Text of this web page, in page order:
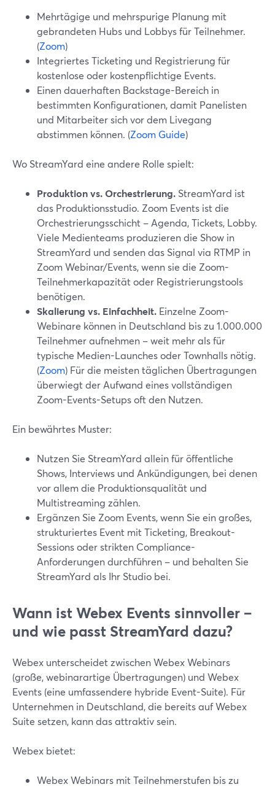
Mehrtägige und mehrspurige Planung mit
gebrandeten Hubs und Lobbys für Teilnehmer.
(Zoom)
Integriertes Ticketing und Registrierung für
kostenlose oder kostenpflichtige Events.
Einen dauerhaften Backstage-Bereich in
bestimmten Konfigurationen, damit Panelisten
und Mitarbeiter sich vor dem Livegang
abstimmen können. (Zoom Guide)
Wo StreamYard eine andere Rolle spielt:
Produktion vs. Orchestrierung. StreamYard ist
das Produktionsstudio. Zoom Events ist die
Orchestrierungsschicht – Agenda, Tickets, Lobby.
Viele Medienteams produzieren die Show in
StreamYard und senden das Signal via RTMP in
Zoom Webinar/Events, wenn sie die Zoom-
Teilnehmerkapazität oder Registrierungstools
benötigen.
Skalierung vs. Einfachheit. Einzelne Zoom-
Webinare können in Deutschland bis zu 1.000.000
Teilnehmer aufnehmen – weit mehr als für
typische Medien-Launches oder Townhalls nötig.
(Zoom) Für die meisten täglichen Übertragungen
überwiegt der Aufwand eines vollständigen
Zoom-Events-Setups oft den Nutzen.
Ein bewährtes Muster:
Nutzen Sie StreamYard allein für öffentliche
Shows, Interviews und Ankündigungen, bei denen
vor allem die Produktionsqualität und
Multistreaming zählen.
Ergänzen Sie Zoom Events, wenn Sie ein großes,
strukturiertes Event mit Ticketing, Breakout-
Sessions oder strikten Compliance-
Anforderungen durchführen – und behalten Sie
StreamYard als Ihr Studio bei.
Wann ist Webex Events sinnvoller –
und wie passt StreamYard dazu?
Webex unterscheidet zwischen Webex Webinars
(große, webinarartige Übertragungen) und Webex
Events (eine umfassendere hybride Event-Suite). Für
Unternehmen in Deutschland, die bereits auf Webex
Suite setzen, kann das attraktiv sein.
Webex bietet:
Webex Webinars mit Teilnehmerstufen bis zu